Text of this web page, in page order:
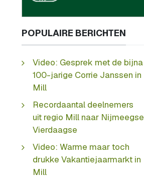
POPULAIRE BERICHTEN
Video: Gesprek met de bijna
100-jarige Corrie Janssen in
Mill
Recordaantal deelnemers
uit regio Mill naar Nijmeegse
Vierdaagse
Video: Warme maar toch
drukke Vakantiejaarmarkt in
Mill